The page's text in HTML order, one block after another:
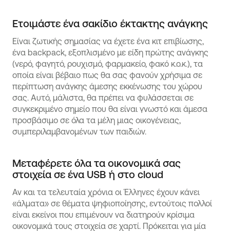
Ετοιμάστε ένα σακίδιο έκτακτης ανάγκης
Είναι ζωτικής σημασίας να έχετε ένα κιτ επιβίωσης,
ένα backpack, εξοπλισμένο με είδη πρώτης ανάγκης
(νερό, φαγητό, ρουχισμό, φαρμακείο, φακό κ.ο.κ.), τα
οποία είναι βέβαιο πως θα σας φανούν χρήσιμα σε
περίπτωση ανάγκης άμεσης εκκένωσης του χώρου
σας. Αυτό, μάλιστα, θα πρέπει να φυλάσσεται σε
συγκεκριμένο σημείο που θα είναι γνωστό και άμεσα
προσβάσιμο σε όλα τα μέλη μιας οικογένειας,
συμπεριλαμβανομένων των παιδιών.
Μεταφέρετε όλα τα οικονομικά σας
στοιχεία σε ένα USB ή στο cloud
Αν και τα τελευταία χρόνια οι Έλληνες έχουν κάνει
«άλματα» σε θέματα ψηφιοποίησης, εντούτοις πολλοί
είναι εκείνοι που επιμένουν να διατηρούν κρίσιμα
οικονομικά τους στοιχεία σε χαρτί. Πρόκειται για μία